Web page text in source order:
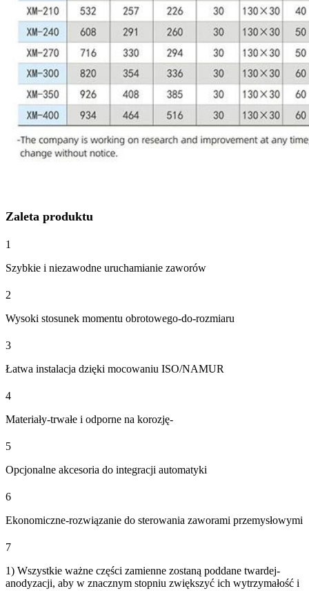
Zaleta produktu
1
Szybkie i niezawodne uruchamianie zaworów
2
Wysoki stosunek momentu obrotowego-do-rozmiaru
3
Łatwa instalacja dzięki mocowaniu ISO/NAMUR
4
Materiały-trwałe i odporne na korozję-
5
Opcjonalne akcesoria do integracji automatyki
6
Ekonomiczne-rozwiązanie do sterowania zaworami przemysłowymi
7
1) Wszystkie ważne części zamienne zostaną poddane twardej-
anodyzacji, aby w znacznym stopniu zwiększyć ich wytrzymałość i